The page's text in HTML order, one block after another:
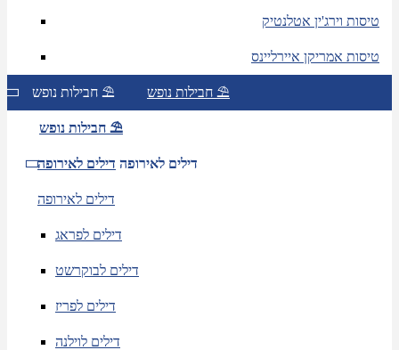
טיסות וירג'ין אטלנטיק
טיסות אמריקן איירליינס
חבילות נופש ⛱ חבילות נופש ⛱
חבילות נופש ⛱
דילים לאירופה דילים לאירופה
דילים לאירופה
דילים לפראג
דילים לבוקרשט
דילים לפריז
דילים לוילנה